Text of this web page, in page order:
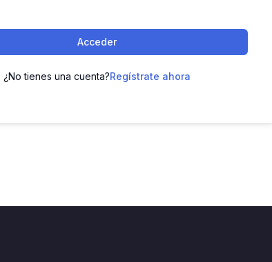
Acceder
¿No tienes una cuenta?Regístrate ahora